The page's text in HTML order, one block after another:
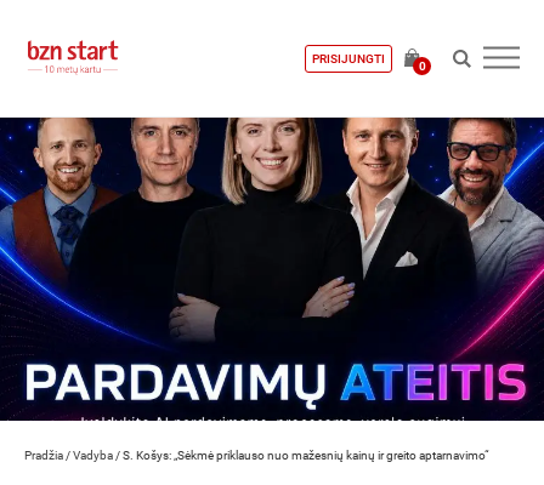
PRISIJUNGTI
0
Pradžia /Vadyba /S. Košys: „Sėkmė priklauso nuo mažesnių kainų ir greito aptarnavimo“